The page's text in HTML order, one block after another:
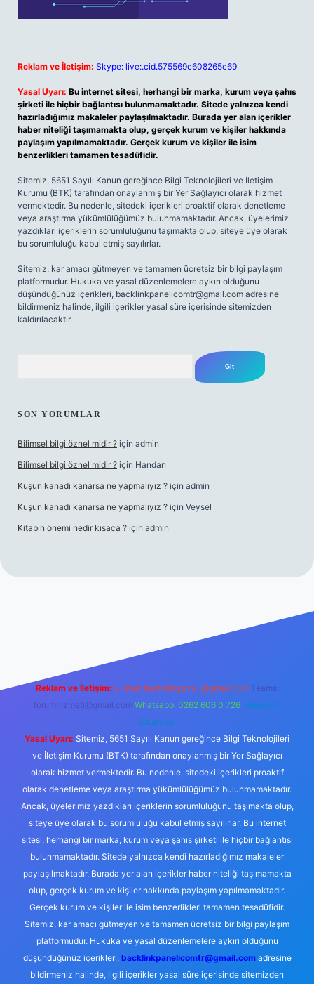
Reklam ve İletişim: Skype: live:.cid.575569c608265c69
Yasal Uyarı: Bu internet sitesi, herhangi bir marka, kurum veya şahıs
şirketi ile hiçbir bağlantısı bulunmamaktadır. Sitede yalnızca kendi
hazırladığımız makaleler paylaşılmaktadır. Burada yer alan içerikler
haber niteliği taşımamakta olup, gerçek kurum ve kişiler hakkında
paylaşım yapılmamaktadır. Gerçek kurum ve kişiler ile isim
benzerlikleri tamamen tesadüfidir.
Sitemiz, 5651 Sayılı Kanun gereğince Bilgi Teknolojileri ve İletişim
Kurumu (BTK) tarafından onaylanmış bir Yer Sağlayıcı olarak hizmet
vermektedir. Bu nedenle, sitedeki içerikleri proaktif olarak denetleme
veya araştırma yükümlülüğümüz bulunmamaktadır. Ancak, üyelerimiz
yazdıkları içeriklerin sorumluluğunu taşımakta olup, siteye üye olarak
bu sorumluluğu kabul etmiş sayılırlar.
Sitemiz, kar amacı gütmeyen ve tamamen ücretsiz bir bilgi paylaşım
platformudur. Hukuka ve yasal düzenlemelere aykırı olduğunu
düşündüğünüz içerikleri, backlinkpanelicomtr@gmail.com adresine
bildirmeniz halinde, ilgili içerikler yasal süre içerisinde sitemizden
kaldırılacaktır.
SON YORUMLAR
Bilimsel bilgi öznel midir ? için admin
Bilimsel bilgi öznel midir ? için Handan
Kuşun kanadı kanarsa ne yapmalıyız ? için admin
Kuşun kanadı kanarsa ne yapmalıyız ? için Veysel
Kitabın önemi nedir kısaca ? için admin
Reklam ve İletişim: E-mail: backlinkpaneli@gmail.com Teams:
forumhizmeti@gmail.com Whatsapp: 0262 606 0 726 Telegram:
@karabul
Yasal Uyarı: Sitemiz, 5651 Sayılı Kanun gereğince Bilgi Teknolojileri
ve İletişim Kurumu (BTK) tarafından onaylanmış bir Yer Sağlayıcı
olarak hizmet vermektedir. Bu nedenle, sitedeki içerikleri proaktif
olarak denetleme veya araştırma yükümlülüğümüz bulunmamaktadır.
Ancak, üyelerimiz yazdıkları içeriklerin sorumluluğunu taşımakta olup,
siteye üye olarak bu sorumluluğu kabul etmiş sayılırlar. Bu internet
sitesi, herhangi bir marka, kurum veya şahıs şirketi ile hiçbir bağlantısı
bulunmamaktadır. Sitede yalnızca kendi hazırladığımız makaleler
paylaşılmaktadır. Burada yer alan içerikler haber niteliği taşımamakta
olup, gerçek kurum ve kişiler hakkında paylaşım yapılmamaktadır.
Gerçek kurum ve kişiler ile isim benzerlikleri tamamen tesadüfidir.
Sitemiz, kar amacı gütmeyen ve tamamen ücretsiz bir bilgi paylaşım
platformudur. Hukuka ve yasal düzenlemelere aykırı olduğunu
düşündüğünüz içerikleri, backlinkpanelicomtr@gmail.comadresine
bildirmeniz halinde, ilgili içerikler yasal süre içerisinde sitemizden